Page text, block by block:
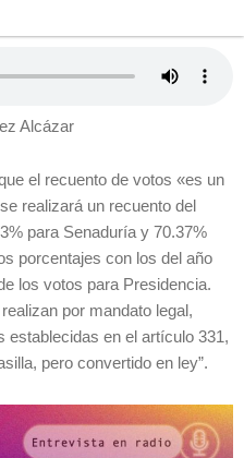
Alcázar
el recuento de votos «es un
realizará un recuento del
para Senaduría y 70.37%
porcentajes con los del año
los votos para Presidencia.
por mandato legal,
en el artículo 331,
pero convertido en ley”.